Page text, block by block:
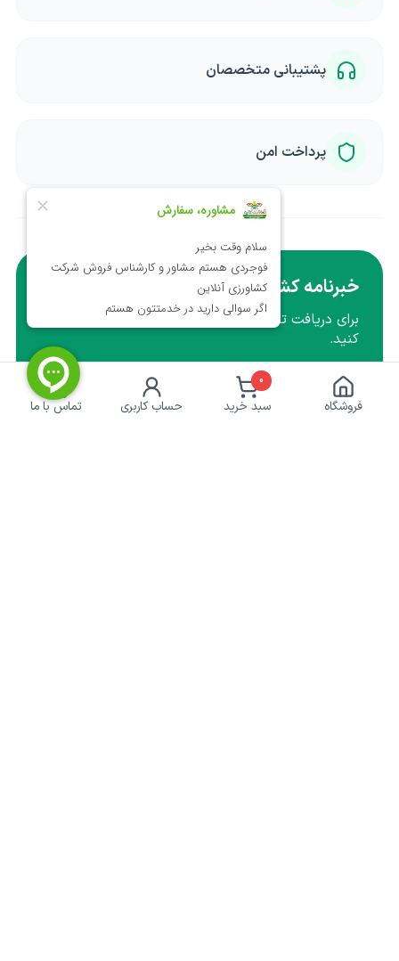
پشتیبانی متخصصان
پرداخت امن
خبرنامه کشاورزی
برای دریافت تخفیف ها و آموزش ها ایمیل خود را وارد
کنید.
عضویت
فروشگاه سبد خرید
0
حساب کاربری تماس با ما